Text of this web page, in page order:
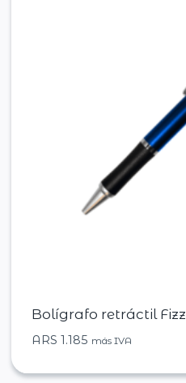
Bolígrafo retráctil Fizz
ARS 1.185 más IVA